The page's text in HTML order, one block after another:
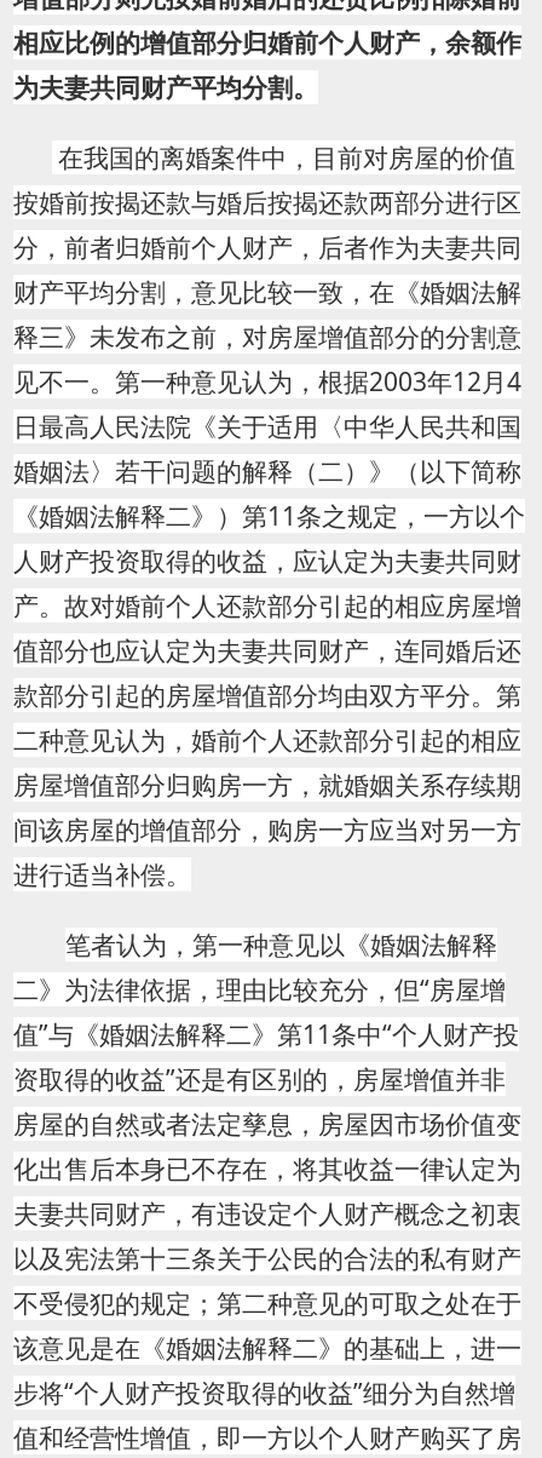
相应比例的增值部分归婚前个人财产，余额作
为夫妻共同财产平均分割。
在我国的离婚案件中，目前对房屋的价值
按婚前按揭还款与婚后按揭还款两部分进行区
分，前者归婚前个人财产，后者作为夫妻共同
财产平均分割，意见比较一致，在《婚姻法解
释三》未发布之前，对房屋增值部分的分割意
见不一。第一种意见认为，根据2003年12月4
日最高人民法院《关于适用〈中华人民共和国
婚姻法〉若干问题的解释（二）》（以下简称
《婚姻法解释二》）第11条之规定，一方以个
人财产投资取得的收益，应认定为夫妻共同财
产。故对婚前个人还款部分引起的相应房屋增
值部分也应认定为夫妻共同财产，连同婚后还
款部分引起的房屋增值部分均由双方平分。第
二种意见认为，婚前个人还款部分引起的相应
房屋增值部分归购房一方，就婚姻关系存续期
间该房屋的增值部分，购房一方应当对另一方
进行适当补偿。
笔者认为，第一种意见以《婚姻法解释
二》为法律依据，理由比较充分，但“房屋增
值”与《婚姻法解释二》第11条中“个人财产投
资取得的收益”还是有区别的，房屋增值并非
房屋的自然或者法定孳息，房屋因市场价值变
化出售后本身已不存在，将其收益一律认定为
夫妻共同财产，有违设定个人财产概念之初衷
以及宪法第十三条关于公民的合法的私有财产
不受侵犯的规定；第二种意见的可取之处在于
该意见是在《婚姻法解释二》的基础上，进一
步将“个人财产投资取得的收益”细分为自然增
值和经营性增值，即一方以个人财产购买了房